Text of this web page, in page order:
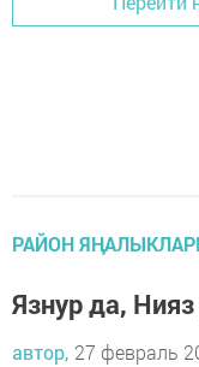
РАЙОН
Язнур да,
автор, 27 февраль